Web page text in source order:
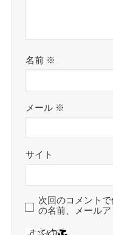
名前 ※
メール ※
サイト
次回のコメント
の名前、メールア